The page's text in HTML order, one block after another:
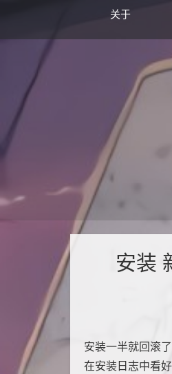
关于
安装
安装一半就回滚
在安装日志中看